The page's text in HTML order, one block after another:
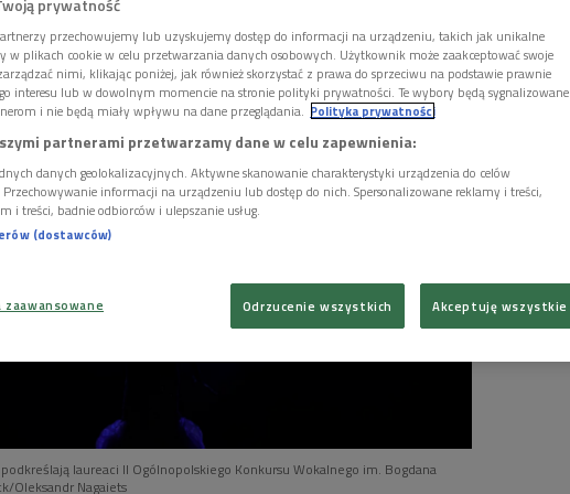
Dwójce Nazarii Kachala, jeden ze zwycięzców II
Wokalnego im. Bogdana Paprockiego.
laureaci II Ogólnopolskiego Konkursu Wokalnego im. Bogdana
Oleksandr Nagaiets
prywatność
przechowujemy lub uzyskujemy dostęp do informacji na urządzeniu, takich jak unikalne
w plikach cookie w celu przetwarzania danych osobowych. Użytkownik może zaakceptować swoje
nimi, klikając poniżej, jak również skorzystać z prawa do sprzeciwu na podstawie prawnie
interesu lub w dowolnym momencie na stronie polityki prywatności. Te wybory będą sygnalizowane
i nie będą miały wpływu na dane przeglądania. Polityka prywatności
partnerami przetwarzamy dane w celu zapewnienia:
danych geolokalizacyjnych. Aktywne skanowanie charakterystyki urządzenia do celów
informacji na urządzeniu lub dostęp do nich. Spersonalizowane reklamy i treści,
i treści, badnie odbiorców i ulepszanie usług.
(dostawców)
Odrzucenie wszystkich Akceptuję wszystkie